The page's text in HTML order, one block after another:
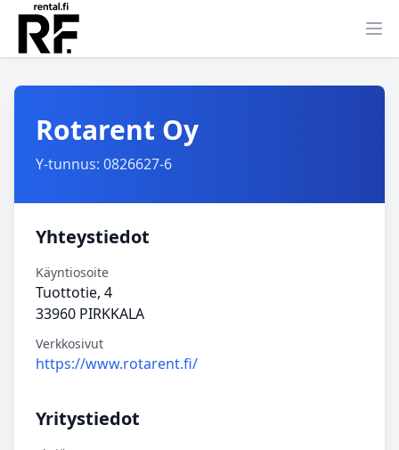
Rotarent Oy
Y-tunnus: 0826627-6
Yhteystiedot
Käyntiosoite
Tuottotie, 4
33960 PIRKKALA
Verkkosivut
https://www.rotarent.fi/
Yritystiedot